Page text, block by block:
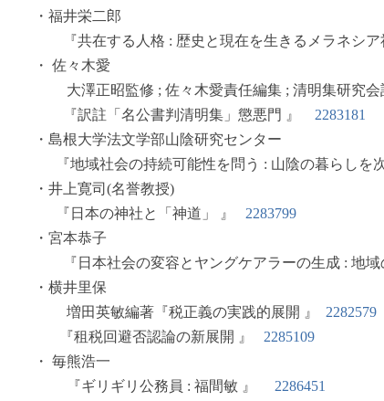
・ 福井栄二郎
『共在する人格 : 歴史と現在を生きるメラネシ
・ 佐々木愛
大澤正昭監修 ; 佐々木愛責任編集 ; 清明集研究会
『訳註「名公書判清明集」懲悪門 』 2283181
・島根大学法文学部山陰研究センター
『地域社会の持続可能性を問う : 山陰の暮らし
・井上寛司(名誉教授)
『日本の神社と「神道」 』 2283799
・宮本恭子
『日本社会の変容とヤングケアラーの生成 : 地
・横井里保
増田英敏編著『税正義の実践的展開 』
2282579
『租税回避否認論の新展開 』 2285109
・ 毎熊浩一
『ギリギリ公務員 : 福間敏 』 2286451